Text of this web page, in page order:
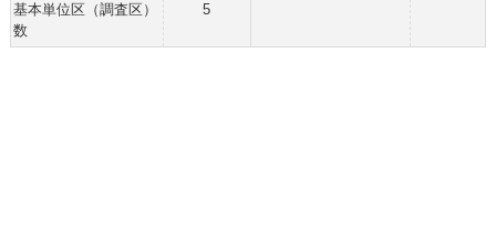
基本単位区（調査区）
数
5